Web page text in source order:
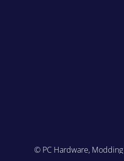
© PC Hardware,